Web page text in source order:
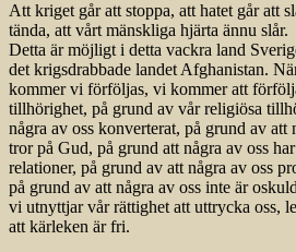
Att kriget går att stoppa, att hatet går att
tända, att vårt mänskliga hjärta ännu slår.
Detta är möjligt i detta vackra land
det krigsdrabbade landet Afghanistan.
kommer vi förföljas, vi kommer att
tillhörighet, på grund av vår religiösa
några av oss konverterat, på grund av att
tror på Gud, på grund att några av oss
relationer, på grund av att några av oss
på grund av att några av oss inte är
vi utnyttjar vår rättighet att uttrycka oss,
att kärleken är fri.